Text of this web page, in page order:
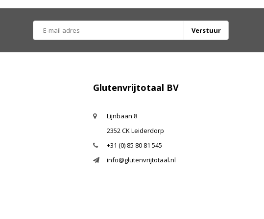
Verstuur
Glutenvrijtotaal BV
Lijnbaan 8
2352 CK Leiderdorp
+31 (0) 85 80 81 545
info@glutenvrijtotaal.nl